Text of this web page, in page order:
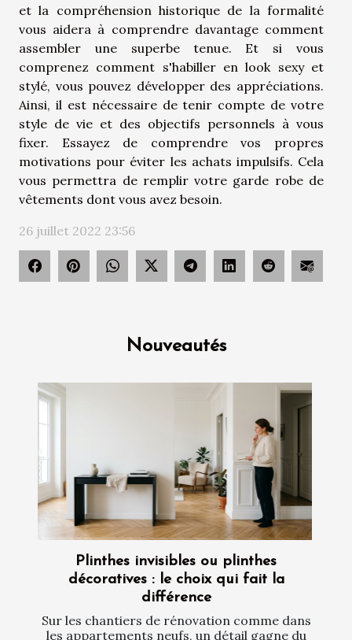
et la compréhension historique de la formalité
vous aidera à comprendre davantage comment
assembler une superbe tenue. Et si vous
comprenez comment s'habiller en look sexy et
stylé, vous pouvez développer des appréciations.
Ainsi, il est nécessaire de tenir compte de votre
style de vie et des objectifs personnels à vous
fixer. Essayez de comprendre vos propres
motivations pour éviter les achats impulsifs. Cela
vous permettra de remplir votre garde robe de
vêtements dont vous avez besoin.
26 juillet 2022 23:56
Nouveautés
Plinthes invisibles ou plinthes
décoratives : le choix qui fait la
différence
Sur les chantiers de rénovation comme dans
les appartements neufs, un détail gagne du